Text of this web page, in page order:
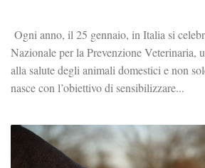
Ogni anno, il 25 gennaio, in Italia si
Nazionale per la Prevenzione Veterinaria,
alla salute degli animali domestici e non
nasce con l’obiettivo di sensibilizzare...